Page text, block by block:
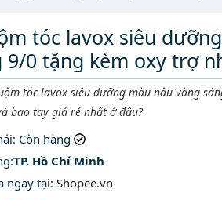
tóc lavox siêu
9/0 tặng kèm oxy trợ
ngắn
tóc lavox siêu dưỡng màu nâu vàng
bao tay giá rẻ nhất ở đâu?
: Còn hàng
TP. Hồ Chí Minh
ngay tại: Shopee.vn